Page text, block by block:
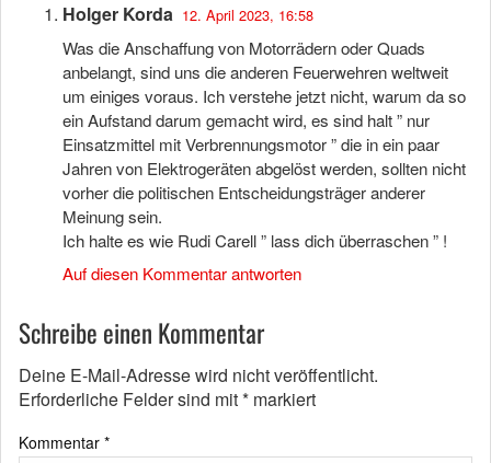
Holger Korda 12. April 2023, 16:58
Was die Anschaffung von Motorrädern oder Quads
anbelangt, sind uns die anderen Feuerwehren weltweit
um einiges voraus. Ich verstehe jetzt nicht, warum da so
ein Aufstand darum gemacht wird, es sind halt ” nur
Einsatzmittel mit Verbrennungsmotor ” die in ein paar
Jahren von Elektrogeräten abgelöst werden, sollten nicht
vorher die politischen Entscheidungsträger anderer
Meinung sein.
Ich halte es wie Rudi Carell ” lass dich überraschen ” !
Auf diesen Kommentar antworten
Schreibe einen Kommentar
Deine E-Mail-Adresse wird nicht veröffentlicht.
Erforderliche Felder sind mit* markiert
Kommentar *